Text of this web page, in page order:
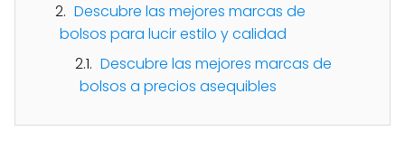
Descubre las mejores marcas de
bolsos para lucir estilo y calidad
Descubre las mejores marcas de
bolsos a precios asequibles